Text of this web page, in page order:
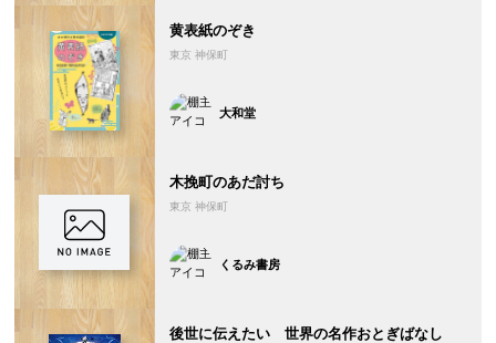
黄表紙のぞき
東京 神保町
大和堂
木挽町のあだ討ち
東京 神保町
くるみ書房
後世に伝えたい 世界の名作おとぎばなし